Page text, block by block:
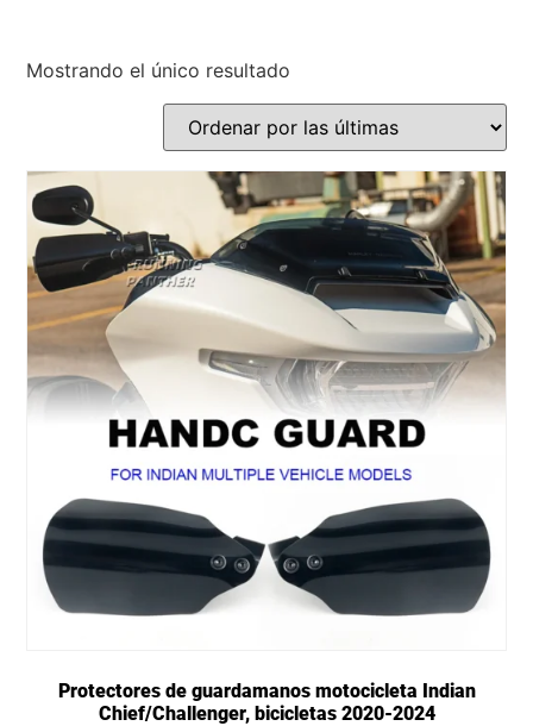
Mostrando el único resultado
Protectores de guardamanos motocicleta Indian
Chief/Challenger, bicicletas 2020-2024